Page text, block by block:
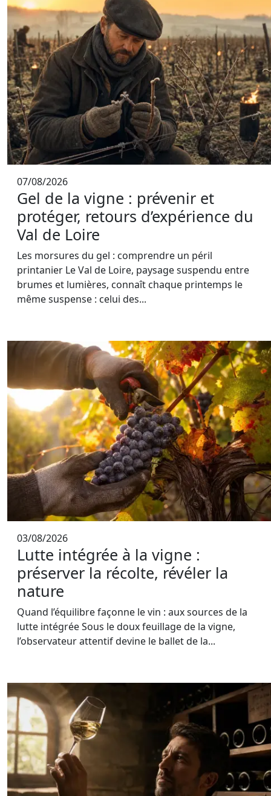
07/08/2026
Gel de la vigne : prévenir et
protéger, retours d’expérience du
Val de Loire
Les morsures du gel : comprendre un péril
printanier Le Val de Loire, paysage suspendu entre
brumes et lumières, connaît chaque printemps le
même suspense : celui des...
03/08/2026
Lutte intégrée à la vigne :
préserver la récolte, révéler la
nature
Quand l’équilibre façonne le vin : aux sources de la
lutte intégrée Sous le doux feuillage de la vigne,
l’observateur attentif devine le ballet de la...